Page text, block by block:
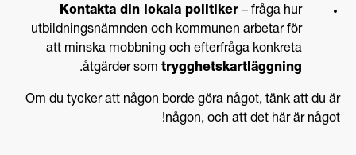
Kontakta din lokala politiker – fråga hur
utbildningsnämnden och kommunen arbetar för
att minska mobbning och efterfråga konkreta
åtgärder som trygghetskartläggning
.
Om du tycker att någon borde göra något, tänk att du är
någon, och att det här är något!